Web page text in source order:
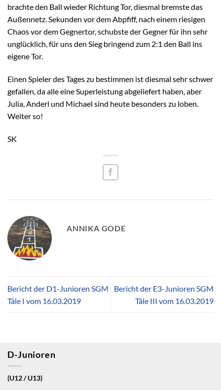
brachte den Ball wieder Richtung Tor, diesmal bremste das
Außennetz. Sekunden vor dem Abpfiff, nach einem riesigen
Chaos vor dem Gegnertor, schubste der Gegner für ihn sehr
unglücklich, für uns den Sieg bringend zum 2:1 den Ball ins
eigene Tor.
Einen Spieler des Tages zu bestimmen ist diesmal sehr schwer
gefallen, da alle eine Superleistung abgeliefert haben, aber
Julia, Anderl und Michael sind heute besonders zu loben.
Weiter so!
SK
ANNIKA GODE
Bericht der D1-Junioren SGM
Täle I vom 16.03.2019
Bericht der E3-Junioren SGM
Täle III vom 16.03.2019
D-Junioren
(U12 / U13)